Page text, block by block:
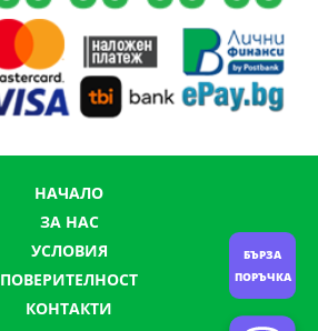
НАЧАЛО
ЗА НАС
УСЛОВИЯ
ПОВЕРИТЕЛНОСТ
КОНТАКТИ
БЪРЗА
ПОРЪЧКА